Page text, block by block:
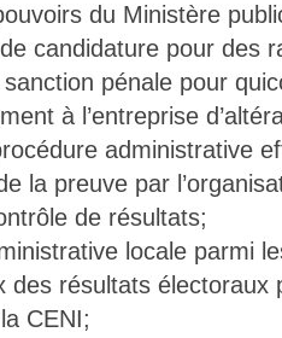
du Ministère
candidature pour des
pénale pour
à l’entreprise
administrative
la preuve par
de résultats;
locale parmi
des résultats électoraux
CENI;